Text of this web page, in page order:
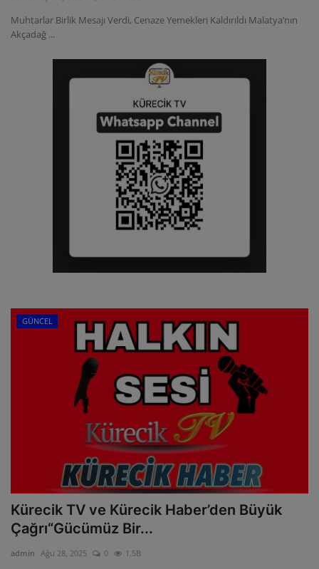
Muhtarlar Birlik Mesajı Verdi, Cenaze Yemekleri Kaldırıldı Malatya’nın
Akçadağ ...
GÜNCEL
Kürecik TV ve Kürecik Haber’den Büyük
Çağrı“Gücümüz Bir...
admin Ağu 28, 2025 0 1.5B